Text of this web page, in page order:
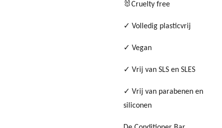
🐰Cruelty free
✓ Volledig plasticvrij
✓ Vegan
✓ Vrij van SLS en SLES
✓ Vrij van parabenen en
siliconen